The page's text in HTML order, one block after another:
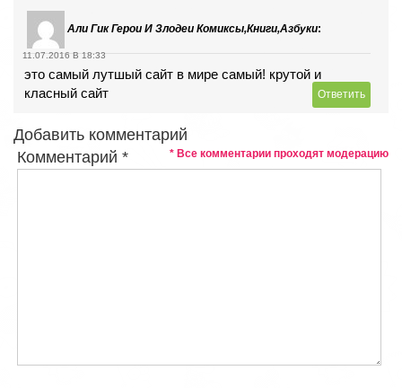
Али Гик Герои И Злодеи Комиксы,книги,азбуки:
11.07.2016 В 18:33
это самый лутшый сайт в мире самый! крутой и
класный сайт
Ответить
Добавить комментарий
* Все комментарии проходят модерацию
Комментарий*